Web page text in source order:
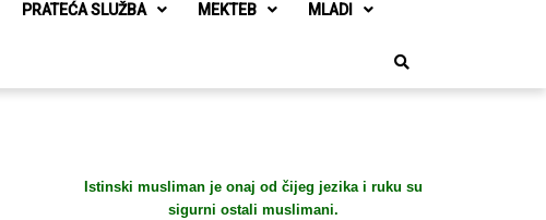
PRATEĆA SLUŽBA MEKTEB MLADI
Istinski musliman je onaj od čijeg jezika i ruku su
sigurni ostali muslimani.